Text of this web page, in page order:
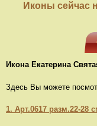
Иконы сейчас
Икона Екатерина
Здесь Вы можете
1. Арт.0617 разм.22-28